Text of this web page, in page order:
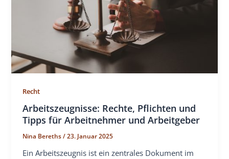
Recht
Arbeitszeugnisse: Rechte, Pflichten und
Tipps für Arbeitnehmer und Arbeitgeber
Nina Bereths/23. Januar 2025
Ein Arbeitszeugnis ist ein zentrales Dokument im